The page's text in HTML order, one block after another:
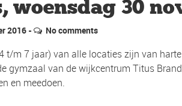
woensdag 30
2016 No comments
t/m 7 jaar) van alle locaties zijn van
gymzaal van de wijkcentrum Titus
en meedoen.